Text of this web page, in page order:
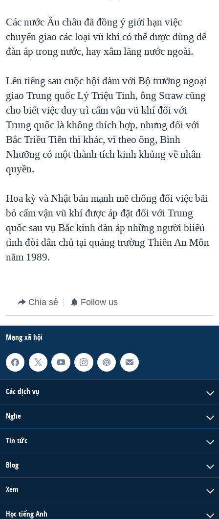
THƯỢNG ĐỈNH TRUMP-KIM TẠI VIỆT NAM
TRỊNH VĨNH BÌNH VS. CHÍNH PHỦ VIỆT NAM
NGƯ DÂN VIỆT VÀ LÀN SÓNG TRỘM HẢI SÂM
BÊN KIA QUỐC LỘ: TIẾNG VỌNG TỪ NÔNG THÔN MỸ
QUAN HỆ VIỆT MỸ
Các nước Âu châu đã đồng ý giới hạn việc
chuyển giao các loại vũ khí có thể được đùng để
đàn áp trong nước, hay xâm lăng nước ngoài.
Lên tiếng sau cuộc hội đàm với Bộ trưởng ngoại
giao Trung quốc Lý Triệu Tinh, ông Straw cũng
cho biết việc duy trì cấm vận vũ khí đối với
Trung quốc là không thích hợp, nhưng đối với
Bắc Triều Tiên thì khác, vì theo ông, Bình
Nhưỡng có một thành tích kinh khủng về nhân
quyền.
Hoa kỳ và Nhật bản mạnh mẽ chống đối việc bãi
bỏ cấm vận vũ khí được áp đặt đối với Trung
quốc sau vụ Bắc kinh đàn áp những người biiêủ
tình đòi dân chủ tại quảng trường Thiên An Môn
năm 1989.
Chia sẻ Follow us
Mạng xã hội
Các dịch vụ
Nghe
Tin tức
Blog
Xem
Học tiếng Anh